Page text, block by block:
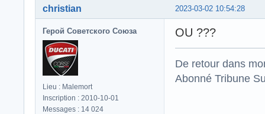
2023-03-02 10:54:28
christian
Герой Советского Союза
Lieu : Malemort
Inscription : 2010-10-01
Messages : 14 024
OU ???
De retour dans
Abonné Tribune